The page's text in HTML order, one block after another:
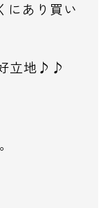
にあり買い
好立地♪♪